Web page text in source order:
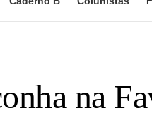
na